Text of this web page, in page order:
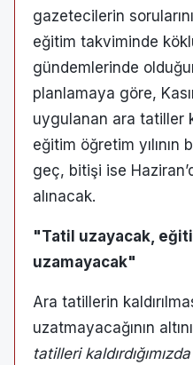
gazetecilerin
eğitim takviminde
gündemlerinde
planlamaya göre,
uygulanan ara tatiller
eğitim öğretim yılının
geç, bitişi ise
alınacak.
"Tatil uzayacak,
uzamayacak"
Ara tatillerin
uzatmayacağının
tatilleri